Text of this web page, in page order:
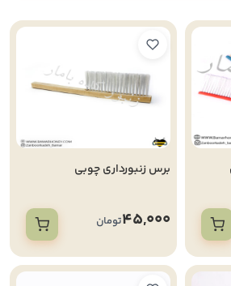
برس زنبورداری چوبی
45,000تومان